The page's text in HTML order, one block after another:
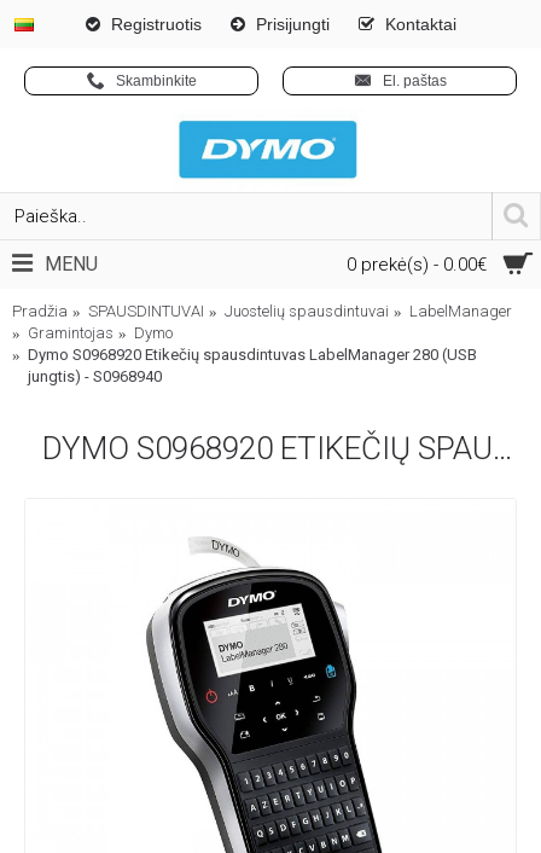
Registruotis Prisijungti Kontaktai
Skambinkite El. paštas
0 prekė(s) - 0.00€
MENU
Pradžia SPAUSDINTUVAI Juostelių spausdintuvai
LabelManager
Gramintojas
Dymo
Dymo S0968920 Etikečių spausdintuvas LabelManager 280 (USB
jungtis) - S0968940
DYMO S0968920 ETIKEČIŲ SPAUSDINTUVAS LABELMANAGER 280 (USB JUNGTIS) - S0968940